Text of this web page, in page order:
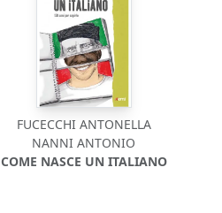
FUCECCHI ANTONELLA
NANNI ANTONIO
COME NASCE UN ITALIANO